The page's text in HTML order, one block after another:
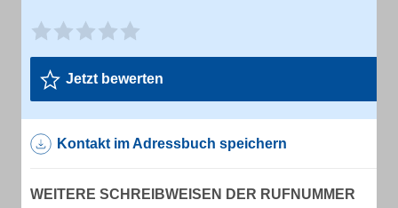
Jetzt bewerten
Kontakt im Adressbuch speichern
WEITERE SCHREIBWEISEN DER RUFNUMMER